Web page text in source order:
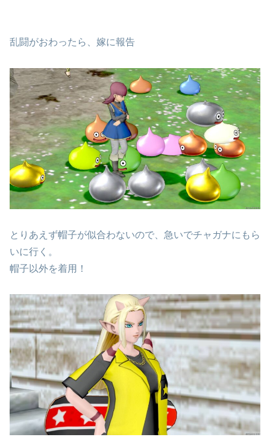
乱闘がおわったら、嫁に報告
とりあえず帽子が似合わないので、急いでチャガナにもら
いに行く。
帽子以外を着用！